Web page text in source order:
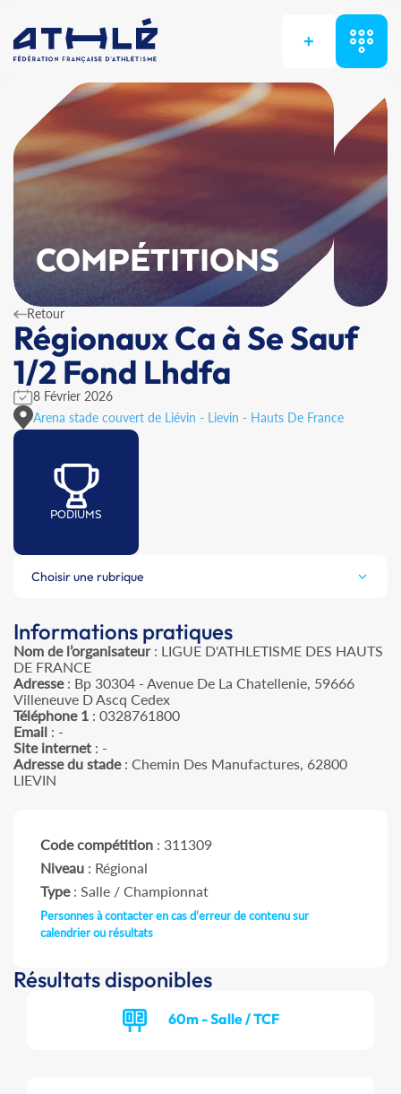
+
COMPÉTITIONS
Retour
Régionaux Ca à Se Sauf
1/2 Fond Lhdfa
8 Février 2026
Arena stade couvert de Liévin - Lievin - Hauts De France
PODIUMS
Choisir une rubrique
Informations pratiques
Nom de l’organisateur: LIGUE D'ATHLETISME DES HAUTS
DE FRANCE
Adresse: Bp 30304 - Avenue De La Chatellenie, 59666
Villeneuve D Ascq Cedex
Téléphone 1 : 0328761800
Email : -
Site internet : -
Adresse du stade: Chemin Des Manufactures, 62800
LIEVIN
Code compétition : 311309
Niveau : Régional
Type: Salle / Championnat
Personnes à contacter en cas d'erreur de contenu sur
calendrier ou résultats
Résultats disponibles
60m - Salle / TCF